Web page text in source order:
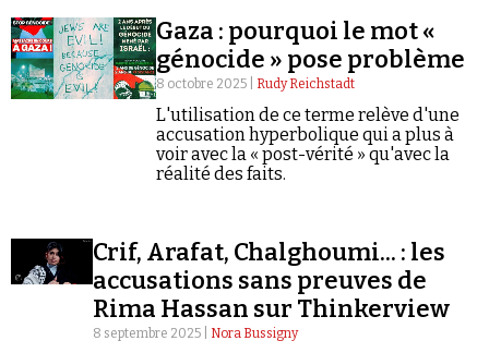
Gaza : pourquoi le mot «
génocide » pose problème
8 octobre 2025 | Rudy Reichstadt
L'utilisation de ce terme relève d'une
accusation hyperbolique qui a plus à
voir avec la « post-vérité » qu'avec la
réalité des faits.
Crif, Arafat, Chalghoumi... : les
accusations sans preuves de
Rima Hassan sur Thinkerview
8 septembre 2025 | Nora Bussigny